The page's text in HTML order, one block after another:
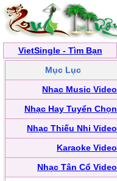
VietSingle - Tìm Bạn
Mục Lục
Nhạc Music Video
Nhạc Hay Tuyển Chọn
Nhạc Thiếu Nhi Video
Karaoke Video
Nhạc Tân Cổ Video